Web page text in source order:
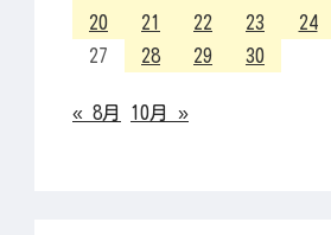
20
21 22 23 24
27
28 29 30
« 8月 10月 »